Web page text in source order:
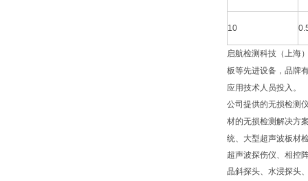
10
启航检测科技（上海
板等先进设备，品牌
应用技术人员投入。
公司提供的无损检测
材的无损检测解决方
统、大型超声波板材
超声波探伤仪、相控
晶斜探头、水浸探头